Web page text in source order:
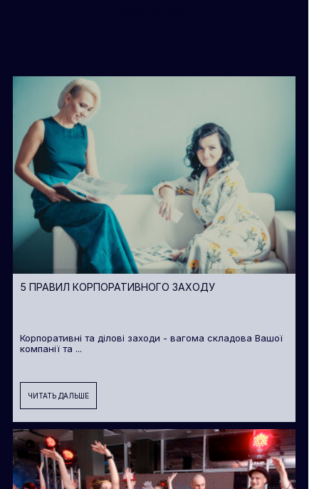
5 ПРАВИЛ КОРПОРАТИВНОГО ЗАХОДУ
Корпоративні та ділові заходи - вагома складова Вашої
компанії та ...
ЧИТАТЬ ДАЛЬШЕ